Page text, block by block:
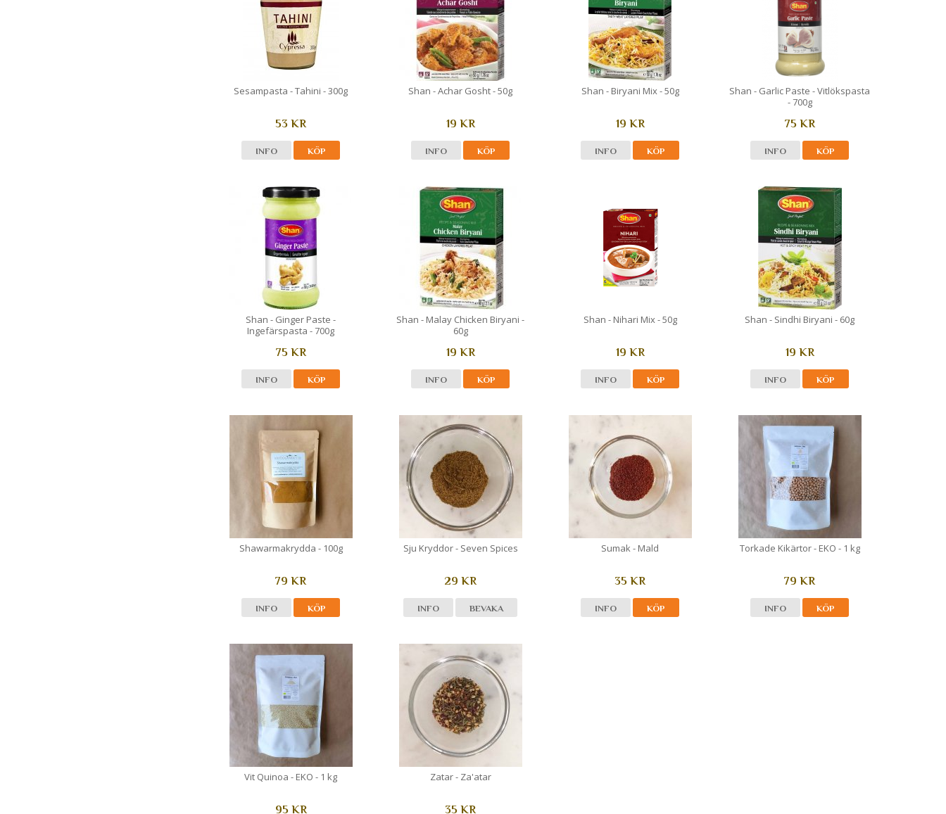
Sesampasta - Tahini - 300g
53 KR
INFO KÖP
Shan - Achar Gosht - 50g
19 KR
INFO KÖP
Shan - Biryani Mix - 50g
19 KR
INFO KÖP
Shan - Garlic Paste - Vitlökspasta
- 700g
75 KR
INFO KÖP
Shan - Ginger Paste -
Ingefärspasta - 700g
75 KR
INFO KÖP
Shan - Malay Chicken Biryani -
60g
19 KR
INFO KÖP
Shan - Nihari Mix - 50g
19 KR
INFO KÖP
Shan - Sindhi Biryani - 60g
19 KR
INFO KÖP
Shawarmakrydda - 100g
79 KR
INFO KÖP
Sju Kryddor - Seven Spices
29 KR
INFO BEVAKA
Sumak - Mald
35 KR
INFO KÖP
Torkade Kikärtor - EKO - 1 kg
79 KR
INFO KÖP
Vit Quinoa - EKO - 1 kg
95 KR
Zatar - Za'atar
35 KR